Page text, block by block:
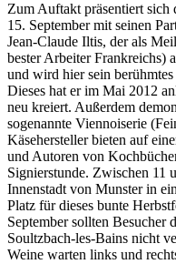
Zum Auftakt präsentiert sich
15. September mit seinen
Jean-Claude Iltis, der als
bester Arbeiter Frankreichs)
und wird hier sein
Dieses hat er im Mai 2012
neu kreiert. Außerdem
sogenannte Viennoiserie
Käsehersteller bieten auf
und Autoren von
Signierstunde. Zwischen 11
Innenstadt von Munster in
Platz für dieses bunte
September sollten Besucher
Soultzbach-les-Bains nicht
Weine warten links und